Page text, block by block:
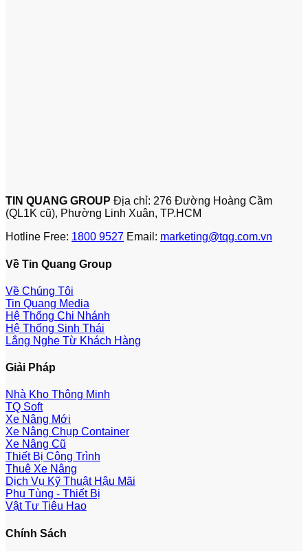
TIN QUANG GROUP Địa chỉ: 276 Đường Hoàng Cầm
(QL1K cũ), Phường Linh Xuân, TP.HCM
Hotline Free: 1800 9527 Email: marketing@tqg.com.vn
Về Tin Quang Group
Về Chúng Tôi
Tin Quang Media
Hệ Thống Chi Nhánh
Hệ Thống Sinh Thái
Lắng Nghe Từ Khách Hàng
Giải Pháp
Nhà Kho Thông Minh
TQ Soft
Xe Nâng Mới
Xe Nâng Chụp Container
Xe Nâng Cũ
Thiết Bị Công Trình
Thuê Xe Nâng
Dịch Vụ Kỹ Thuật Hậu Mãi
Phụ Tùng - Thiết Bị
Vật Tư Tiêu Hao
Chính Sách